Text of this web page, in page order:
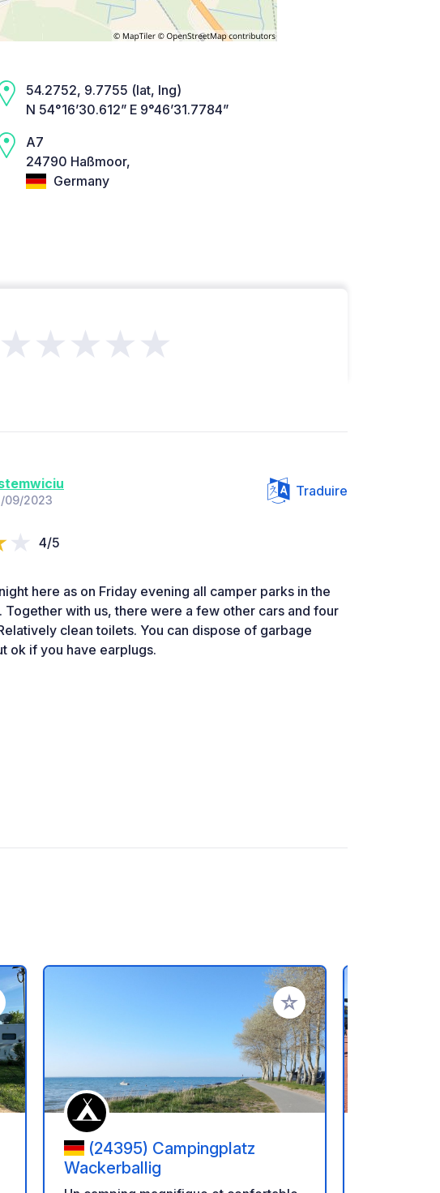
54.2752, 9.7755 (lat, lng)
N 54°16’30.612” E 9°46’31.7784”
A7
24790 Haßmoor,
Germany
★★★★★
09/2023
Traduire
4/5
here as on Friday evening all camper parks in the
Together with us, there were a few other cars and four
clean toilets. You can dispose of garbage
ok if you have earplugs.
à vos favoris Ajouter à vos favoris
(24395) Campingplatz
Wackerballig